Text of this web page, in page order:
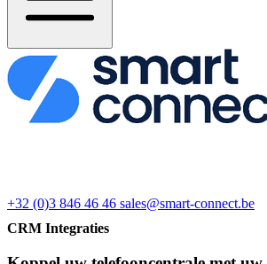
+32 (0)3 846 46 46 sales@smart-connect.be
CRM Integraties